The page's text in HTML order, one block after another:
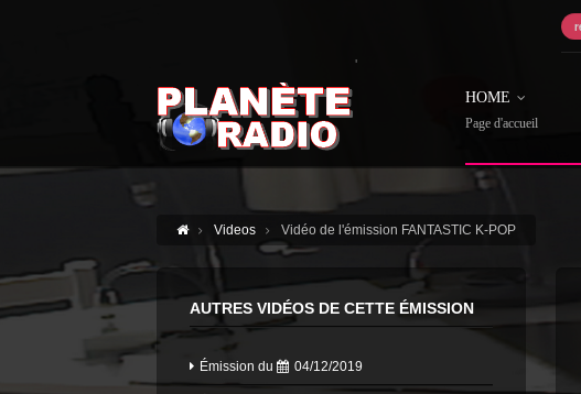
'
HOME
Page d'accueil
Videos Vidéo de l'émission FANTASTIC K-POP
AUTRES VIDÉOS DE CETTE ÉMISSION
Émission du 04/12/2019